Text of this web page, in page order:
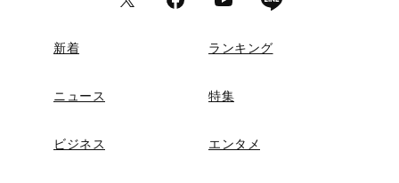
新着 ランキング
ニュース 特集
ビジネス エンタメ